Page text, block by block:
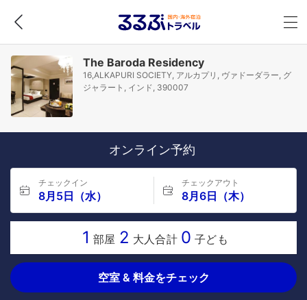
The Baroda Residency
16,ALKAPURI SOCIETY, アルカプリ, ヴァドーダラー, グ
ジャラート, インド, 390007
オンライン予約
チェックイン
8月5日（水）
チェックアウト
8月6日（木）
1 部屋 2 大人合計 0 子ども
空室 & 料金をチェック